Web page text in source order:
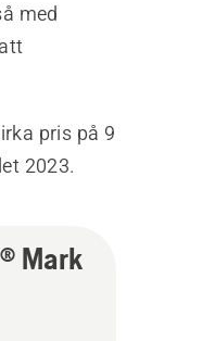
med
pris på 9
2023.
Mark